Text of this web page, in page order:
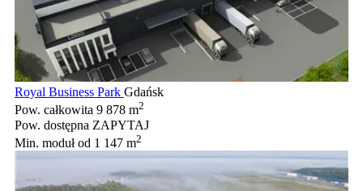
Royal Business Park Gdańsk
Pow. całkowita 9 878 m2
Pow. dostępna ZAPYTAJ
Min. modułod 1 147 m2